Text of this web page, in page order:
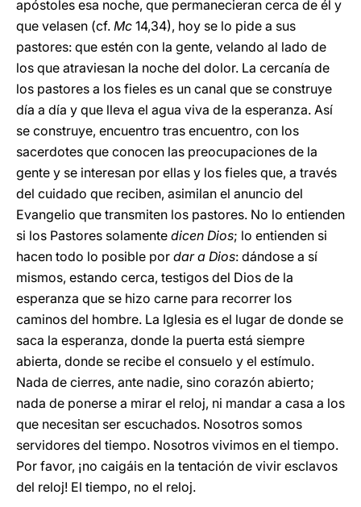
apóstoles esa noche, que permanecieran cerca de él y
que velasen (cf. Mc 14,34), hoy se lo pide a sus
pastores: que estén con la gente, velando al lado de
los que atraviesan la noche del dolor. La cercanía de
los pastores a los fieles es un canal que se construye
día a día y que lleva el agua viva de la esperanza. Así
se construye, encuentro tras encuentro, con los
sacerdotes que conocen las preocupaciones de la
gente y se interesan por ellas y los fieles que, a través
del cuidado que reciben, asimilan el anuncio del
Evangelio que transmiten los pastores. No lo entienden
si los Pastores solamente dicen Dios; lo entienden si
hacen todo lo posible por dar a Dios: dándose a sí
mismos, estando cerca, testigos del Dios de la
esperanza que se hizo carne para recorrer los
caminos del hombre. La Iglesia es el lugar de donde se
saca la esperanza, donde la puerta está siempre
abierta, donde se recibe el consuelo y el estímulo.
Nada de cierres, ante nadie, sino corazón abierto;
nada de ponerse a mirar el reloj, ni mandar a casa a los
que necesitan ser escuchados. Nosotros somos
servidores del tiempo. Nosotros vivimos en el tiempo.
Por favor, ¡no caigáis en la tentación de vivir esclavos
del reloj! El tiempo, no el reloj.